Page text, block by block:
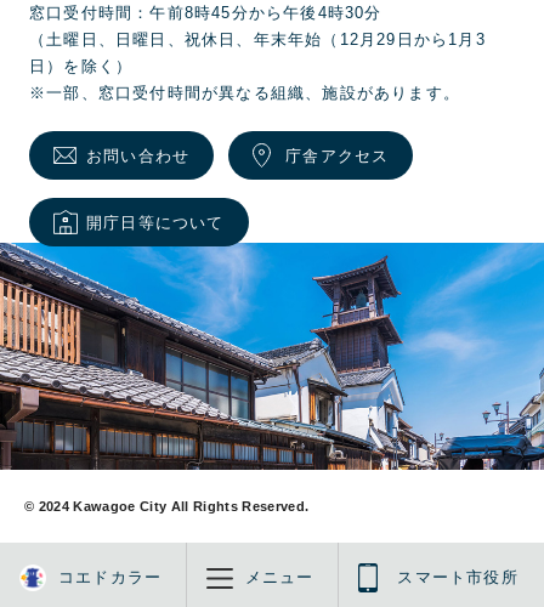
コエドカラー メニュー スマート市役所
窓口受付時間：午前8時45分から午後4時30分
（土曜日、日曜日、祝休日、年末年始（12月29日から1月3
日）を除く）
※一部、窓口受付時間が異なる組織、施設があります。
お問い合わせ 庁舎アクセス
開庁日等について
© 2024 Kawagoe City All Rights Reserved.